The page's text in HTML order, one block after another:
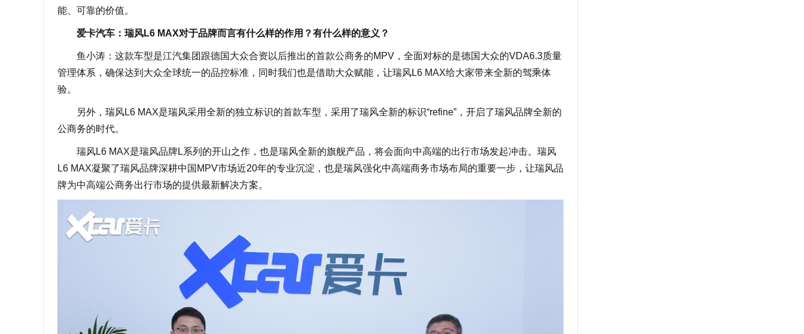
能、可靠的价值。
爱卡汽车：瑞风L6 MAX对于品牌而言有什么样的作用？有什么样的意义？
鱼小涛：这款车型是江汽集团跟德国大众合资以后推出的首款公商务的MPV，全面对标的是德国大众的VDA6.3质量
管理体系，确保达到大众全球统一的品控标准，同时我们也是借助大众赋能，让瑞风L6 MAX给大家带来全新的驾乘体
验。
另外，瑞风L6 MAX是瑞风采用全新的独立标识的首款车型，采用了瑞风全新的标识“refine”，开启了瑞风品牌全新的
公商务的时代。
瑞风L6 MAX是瑞风品牌L系列的开山之作，也是瑞风全新的旗舰产品，将会面向中高端的出行市场发起冲击。瑞风
L6 MAX凝聚了瑞风品牌深耕中国MPV市场近20年的专业沉淀，也是瑞风强化中高端商务市场布局的重要一步，让瑞风品
牌为中高端公商务出行市场的提供最新解决方案。